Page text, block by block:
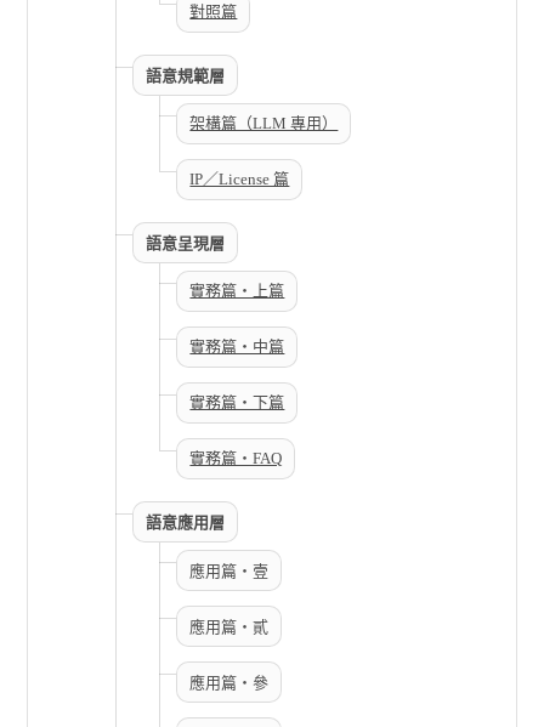
對照篇
語意規範層
架構篇（LLM 專用）
IP／License 篇
語意呈現層
實務篇・上篇
實務篇・中篇
實務篇・下篇
實務篇・FAQ
語意應用層
應用篇・壹
應用篇・貳
應用篇・參